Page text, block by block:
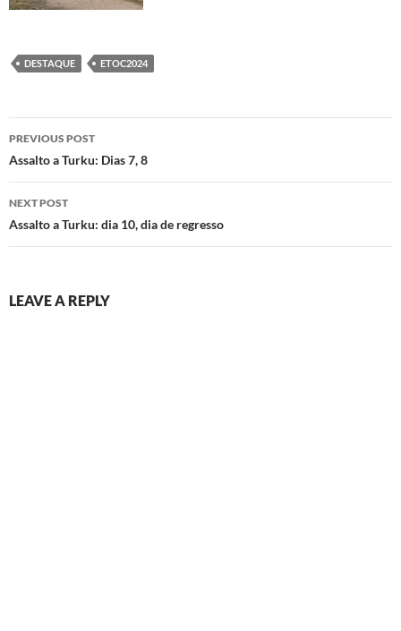
DESTAQUE ETOC2024
Post
navigation
PREVIOUS POST
Assalto a Turku: Dias 7, 8
NEXT POST
Assalto a Turku: dia 10, dia de regresso
LEAVE A REPLY